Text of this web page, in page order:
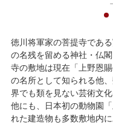
徳川将軍家の菩提寺であ
の名残を留める神社・仏
寺の敷地は現在「上野恩
の名所として知られる他
界でも類を見ない芸術文
他にも、日本初の動物園
れた建造物も多数敷地内